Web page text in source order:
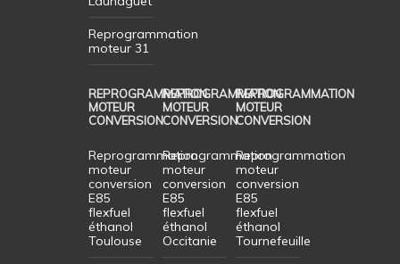
Reprogrammation
moteur 31
REPROGRAMMATION
MOTEUR
CONVERSION
Reprogrammation
moteur
conversion
E85
flexfuel
éthanol
Toulouse
REPROGRAMMATION
MOTEUR
CONVERSION
Reprogrammation
moteur
conversion
E85
flexfuel
éthanol
Occitanie
REPROGRAMMATION
MOTEUR
CONVERSION
Reprogrammation
moteur
conversion
E85
flexfuel
éthanol
Tournefeuille